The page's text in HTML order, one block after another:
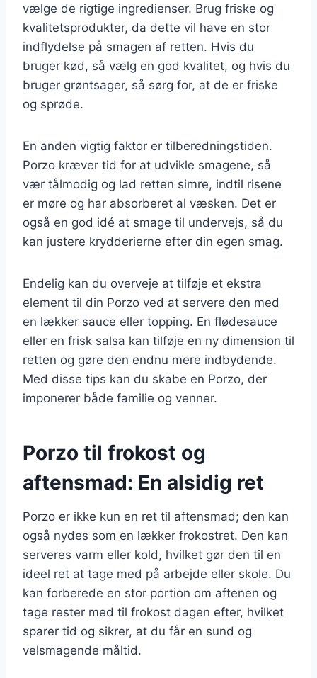
vælge de rigtige ingredienser. Brug friske og
kvalitetsprodukter, da dette vil have en stor
indflydelse på smagen af retten. Hvis du
bruger kød, så vælg en god kvalitet, og hvis du
bruger grøntsager, så sørg for, at de er friske
og sprøde.
En anden vigtig faktor er tilberedningstiden.
Porzo kræver tid for at udvikle smagene, så
vær tålmodig og lad retten simre, indtil risene
er møre og har absorberet al væsken. Det er
også en god idé at smage til undervejs, så du
kan justere krydderierne efter din egen smag.
Endelig kan du overveje at tilføje et ekstra
element til din Porzo ved at servere den med
en lækker sauce eller topping. En flødesauce
eller en frisk salsa kan tilføje en ny dimension til
retten og gøre den endnu mere indbydende.
Med disse tips kan du skabe en Porzo, der
imponerer både familie og venner.
Porzo til frokost og
aftensmad: En alsidig ret
Porzo er ikke kun en ret til aftensmad; den kan
også nydes som en lækker frokostret. Den kan
serveres varm eller kold, hvilket gør den til en
ideel ret at tage med på arbejde eller skole. Du
kan forberede en stor portion om aftenen og
tage rester med til frokost dagen efter, hvilket
sparer tid og sikrer, at du får en sund og
velsmagende måltid.